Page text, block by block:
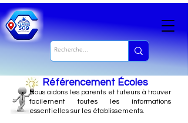
Référencement Écoles
Nousaidons les parents et tuteurs à trouver
facilement toutes les informations
essentielles sur les établissements.